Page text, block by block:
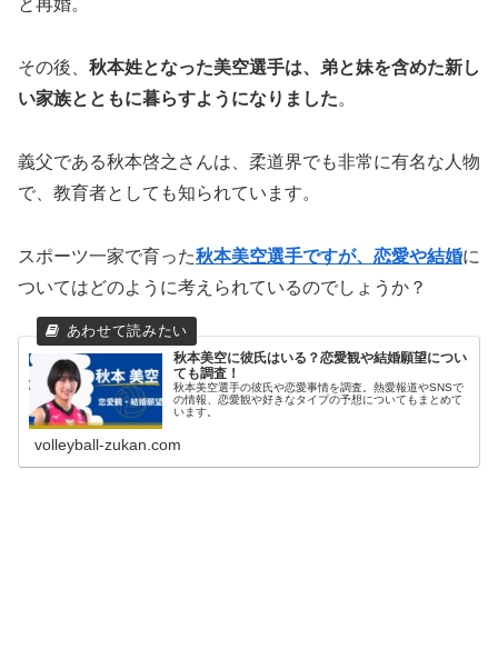
と再婚。
その後、 秋本姓となった美空選手は、弟と妹を含めた新し
い家族とともに暮らすようになりました。
義父である秋本啓之さんは、柔道界でも非常に有名な人物
で、教育者としても知られています。
スポーツ一家で育った秋本美空選手ですが、恋愛や結婚に
ついてはどのように考えられているのでしょうか？
秋本美空に彼氏はいる？恋愛観や結婚願望につい
ても調査！
秋本美空選手の彼氏や恋愛事情を調査。熱愛報道やSNSで
の情報、恋愛観や好きなタイプの予想についてもまとめて
います。
volleyball-zukan.com